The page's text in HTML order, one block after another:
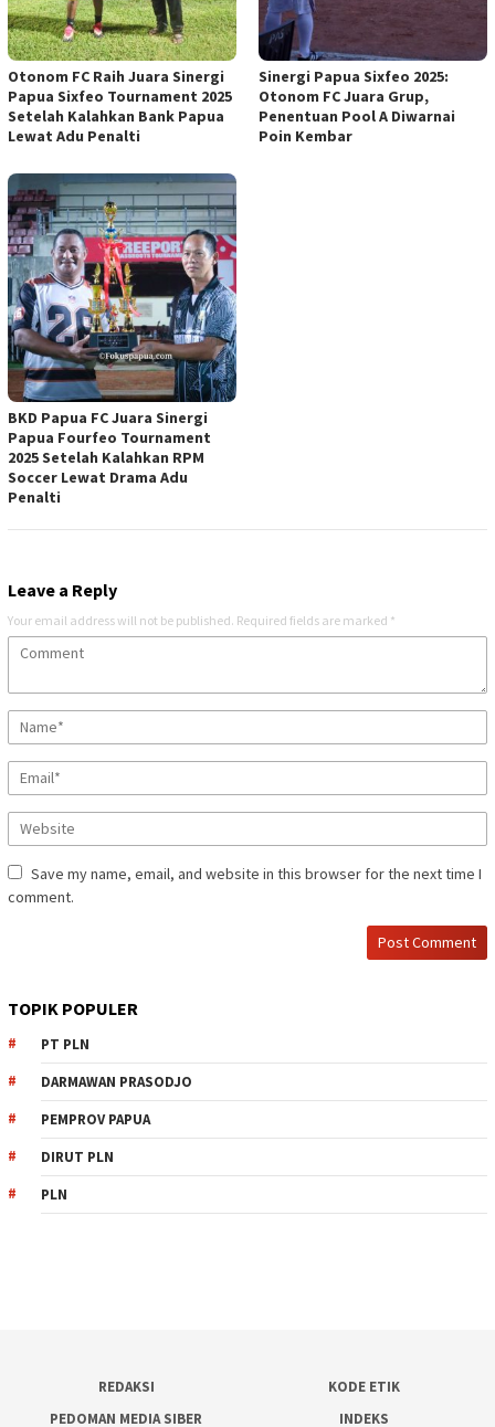
Otonom FC Raih Juara Sinergi
Papua Sixfeo Tournament 2025
Setelah Kalahkan Bank Papua
Lewat Adu Penalti
Sinergi Papua Sixfeo 2025:
Otonom FC Juara Grup,
Penentuan Pool A Diwarnai
Poin Kembar
BKD Papua FC Juara Sinergi
Papua Fourfeo Tournament
2025 Setelah Kalahkan RPM
Soccer Lewat Drama Adu
Penalti
Leave a Reply
Your email address will not be published. Required fields are marked *
Save my name, email, and website in this browser for the next time I
comment.
TOPIK POPULER
PT PLN
DARMAWAN PRASODJO
PEMPROV PAPUA
DIRUT PLN
PLN
REDAKSI
KODE ETIK
PEDOMAN MEDIA SIBER
INDEKS